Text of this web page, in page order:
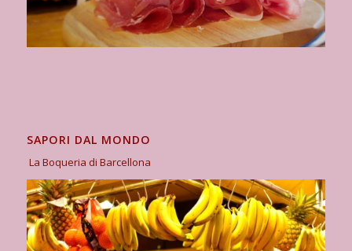
SAPORI DAL MONDO
La Boqueria di Barcellona